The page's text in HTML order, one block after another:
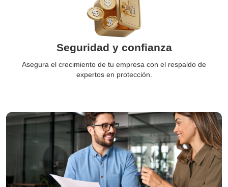
Seguridad y confianza
Asegura el crecimiento de tu empresa con el respaldo de
expertos en protección.